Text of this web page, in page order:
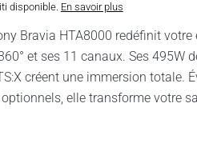
disponible. En savoir plus
Bravia HTA8000 redéfinit
et ses 11 canaux. Ses 495W
créent une immersion totale.
elle transforme votre